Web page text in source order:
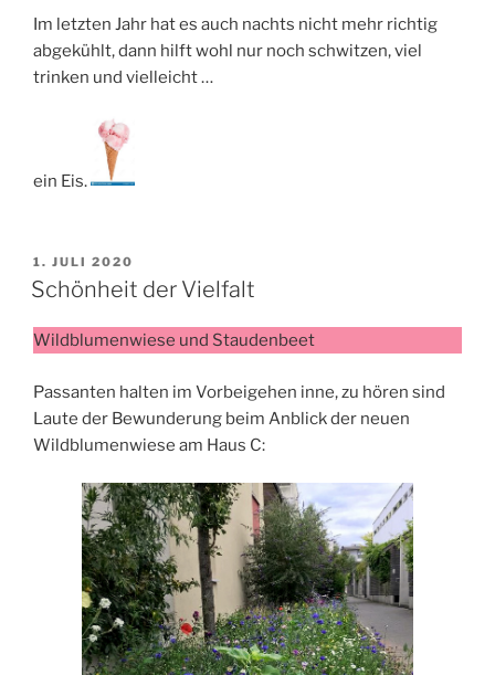
Im letzten Jahr hat es auch nachts nicht mehr richtig
abgekühlt, dann hilft wohl nur noch schwitzen, viel
trinken und vielleicht …
ein Eis.
VERÖFFENTLICHT
AM
1. JULI 2020
Schönheit der Vielfalt
Wildblumenwiese und Staudenbeet
Passanten halten im Vorbeigehen inne, zu hören sind
Laute der Bewunderung beim Anblick der neuen
Wildblumenwiese am Haus C: